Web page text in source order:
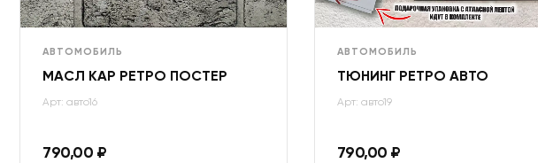
АВТОМОБИЛЬ
МАСЛ КАР РЕТРО ПОСТЕР
Арт: авто16
790,00 ₽
АВТОМОБИЛЬ
ТЮНИНГ РЕТРО АВТО
Арт: авто19
790,00 ₽